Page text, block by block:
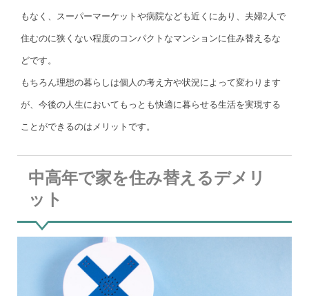
もなく、スーパーマーケットや病院なども近くにあり、夫婦2人で
住むのに狭くない程度のコンパクトなマンションに住み替えるな
どです。
もちろん理想の暮らしは個人の考え方や状況によって変わります
が、今後の人生においてもっとも快適に暮らせる生活を実現する
ことができるのはメリットです。
中高年で家を住み替えるデメリ
ット